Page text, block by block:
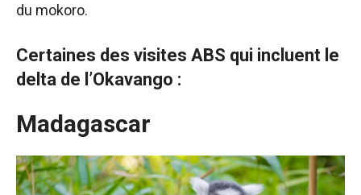
du mokoro.
Certaines des visites ABS qui incluent le
delta de l’Okavango :
Madagascar